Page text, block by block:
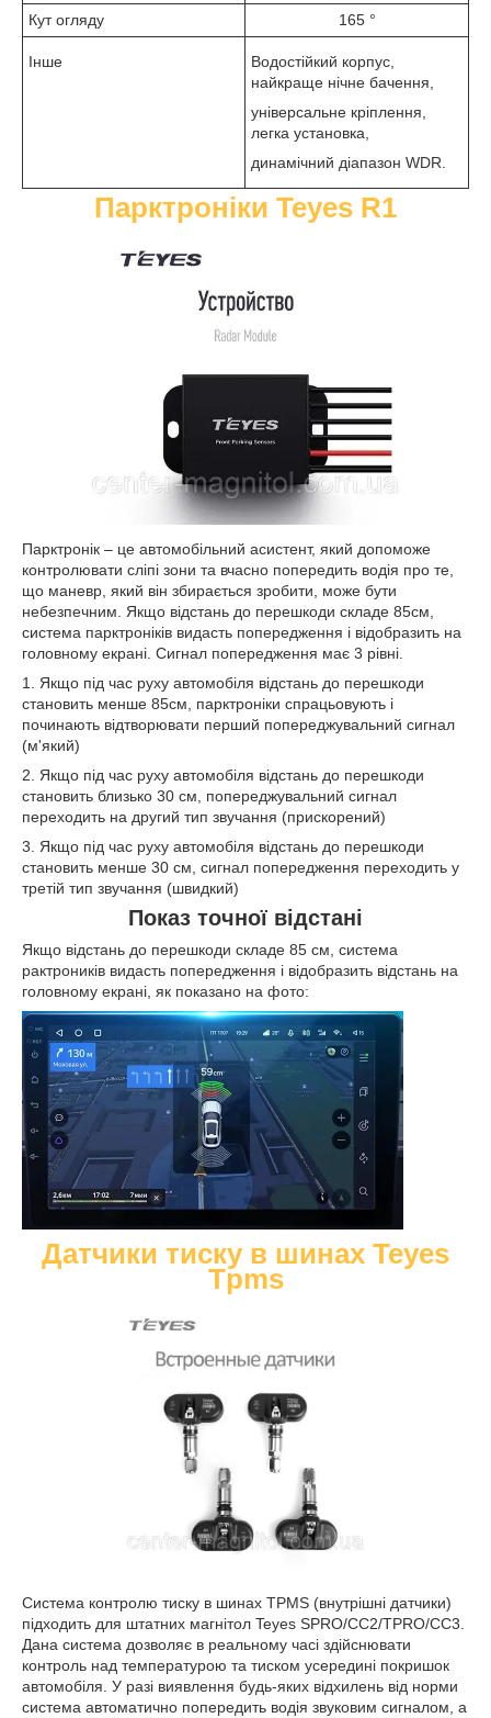
Кут огляду
165 °
Інше
Водостійкий корпус,
найкраще нічне бачення,
універсальне кріплення,
легка установка,
динамічний діапазон WDR.
Парктроніки Teyes R1
Парктронік – це автомобільний асистент, який допоможе
контролювати сліпі зони та вчасно попередить водія про те,
що маневр, який він збирається зробити, може бути
небезпечним. Якщо відстань до перешкоди складе 85см,
система парктроніків видасть попередження і відобразить на
головному екрані. Сигнал попередження має 3 рівні.
1. Якщо під час руху автомобіля відстань до перешкоди
становить менше 85см, парктроніки спрацьовують і
починають відтворювати перший попереджувальний сигнал
(м'який)
2. Якщо під час руху автомобіля відстань до перешкоди
становить близько 30 см, попереджувальний сигнал
переходить на другий тип звучання (прискорений)
3. Якщо під час руху автомобіля відстань до перешкоди
становить менше 30 см, сигнал попередження переходить у
третій тип звучання (швидкий)
Показ точної відстані
Якщо відстань до перешкоди складе 85 см, система
рактроників видасть попередження і відобразить відстань на
головному екрані, як показано на фото:
Датчики тиску в шинах Teyes
Tpms
Система контролю тиску в шинах TPMS (внутрішні датчики)
підходить для штатних магнітол Teyes SPRO/CC2/TPRO/CC3.
Дана система дозволяє в реальному часі здійснювати
контроль над температурою та тиском усередині покришок
автомобіля. У разі виявлення будь-яких відхилень від норми
система автоматично попередить водія звуковим сигналом, а